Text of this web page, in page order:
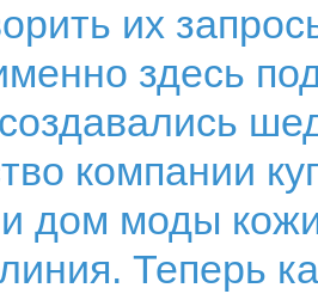
их
здесь
компании
дом моды
Теперь